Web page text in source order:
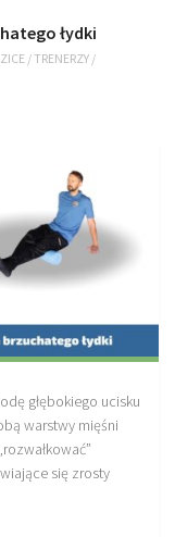
łydki
/TRENERZY /
głębokiego ucisku
warstwy mięśni
się zrosty